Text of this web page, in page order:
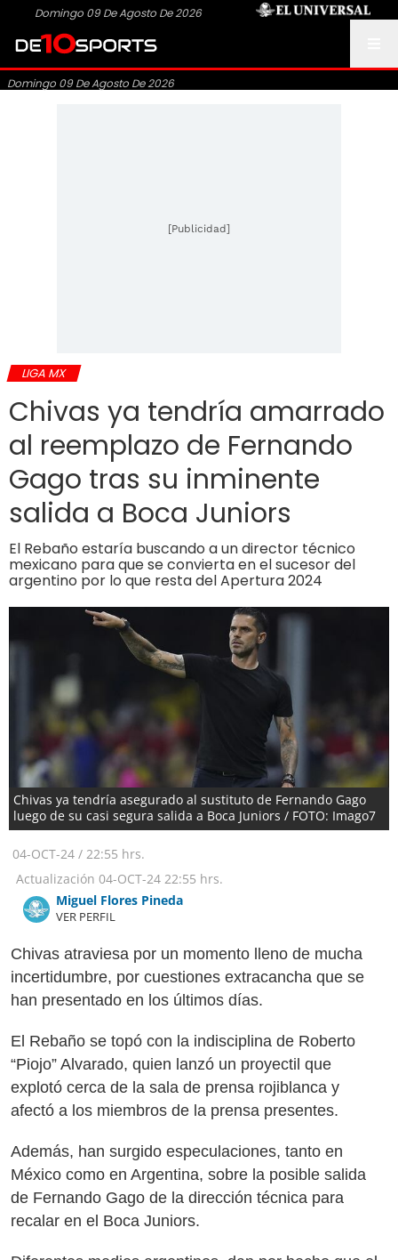
Domingo 09 De Agosto De 2026
Domingo 09 De Agosto De 2026
[Publicidad]
LIGA MX
Chivas ya tendría amarrado
al reemplazo de Fernando
Gago tras su inminente
salida a Boca Juniors
El Rebaño estaría buscando a un director técnico
mexicano para que se convierta en el sucesor del
argentino por lo que resta del Apertura 2024
Chivas ya tendría asegurado al sustituto de Fernando Gago
luego de su casi segura salida a Boca Juniors / FOTO: Imago7
04-OCT-24 / 22:55 hrs.
Actualización 04-OCT-24 22:55 hrs.
Miguel Flores Pineda
VER PERFIL
Chivas atraviesa por un momento lleno de mucha
incertidumbre, por cuestiones extracancha que se
han presentado en los últimos días.
El Rebaño se topó con la indisciplina de Roberto
“Piojo” Alvarado, quien lanzó un proyectil que
explotó cerca de la sala de prensa rojiblanca y
afectó a los miembros de la prensa presentes.
Además, han surgido especulaciones, tanto en
México como en Argentina, sobre la posible salida
de Fernando Gago de la dirección técnica para
recalar en el Boca Juniors.